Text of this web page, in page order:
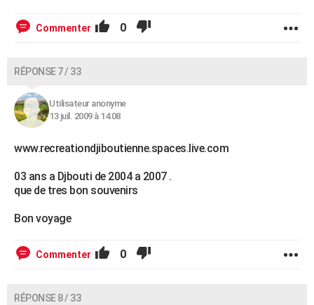
Commenter 0
RÉPONSE 7 / 33
Utilisateur anonyme
13 juil. 2009 à 14:08
www.recreationdjiboutienne.spaces.live.com
03 ans a Djbouti de 2004 a 2007 .
que de tres bon souvenirs
Bon voyage
Commenter 0
RÉPONSE 8 / 33